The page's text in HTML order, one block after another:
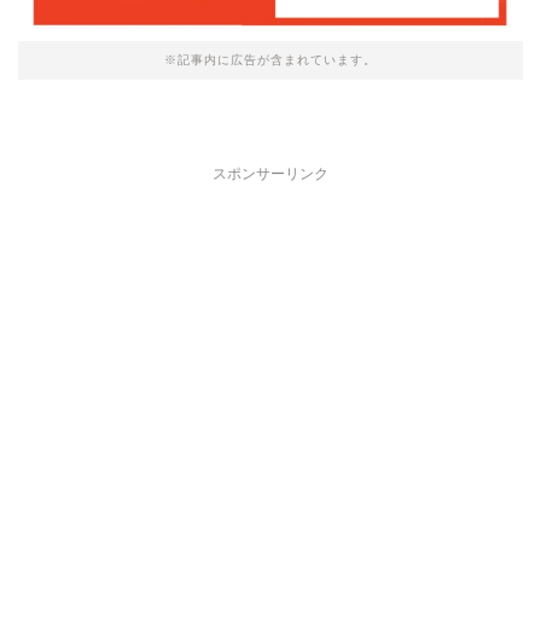
※記事内に広告が含まれています。
スポンサーリンク